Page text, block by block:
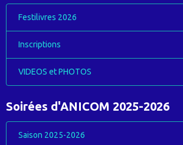
Festilivres 2026
Inscriptions
VIDEOS et PHOTOS
Soirées d'ANICOM 2025-2026
Saison 2025-2026